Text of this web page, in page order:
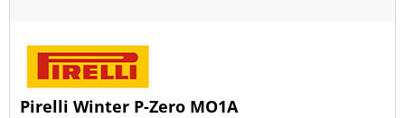
Pirelli Winter P-Zero MO1A